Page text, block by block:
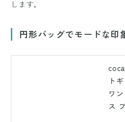
します。
円形バッグでモードな印
ト
ワ
ス